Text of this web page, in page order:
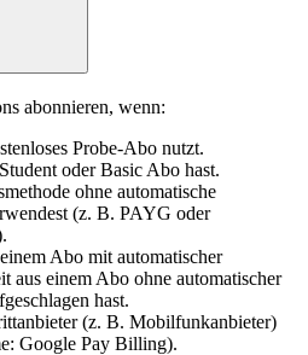
abonnieren, wenn:
Probe-Abo nutzt.
oder Basic Abo hast.
ohne automatische
(z. B. PAYG oder
Abo mit automatischer
aus einem Abo ohne automatischer
hast.
(z. B. Mobilfunkanbieter)
Google Pay Billing).